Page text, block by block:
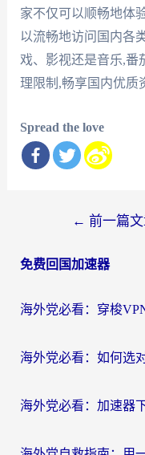
家不仅可以顺畅地体
以流畅地访问国内各
戏、影视还是音乐,番
理限制,畅享国内优质
Spread the love
导
← 前一篇
免费回国加速器